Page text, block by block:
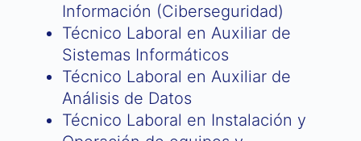
Información (Ciberseguridad)
Técnico Laboral en Auxiliar de
Sistemas Informáticos
Técnico Laboral en Auxiliar de
Análisis de Datos
Técnico Laboral en Instalación y